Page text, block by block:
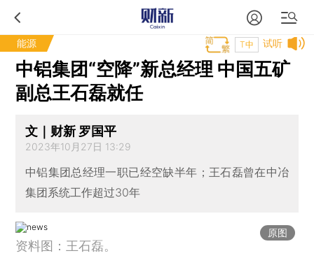
能源 试听
T中
中铝集团“空降”新总经理 中国五矿
副总王石磊就任
文｜财新 罗国平
2023年10月27日 13:29
中铝集团总经理一职已经空缺半年；王石磊曾在中冶
集团系统工作超过30年
原图
资料图：王石磊。